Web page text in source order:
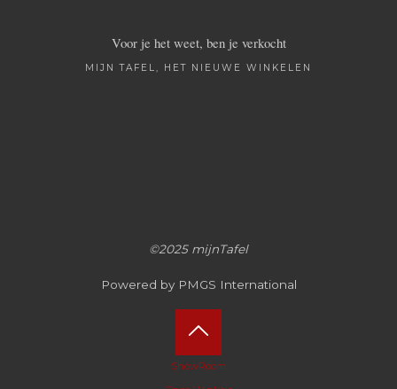
Voor je het weet, ben je verkocht
MIJN TAFEL, HET NIEUWE WINKELEN
©2025 mijnTafel
Powered by PMGS International
ShowRoomTerug